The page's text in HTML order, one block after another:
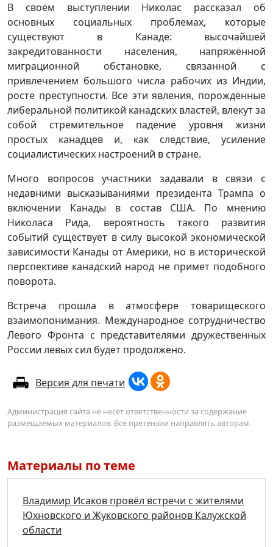
В своём выступлении Николас рассказал об
основных социальных проблемах, которые
существуют в Канаде: высочайшей
закредитованности населения, напряжённой
миграционной обстановке, связанной с
привлечением большого числа рабочих из Индии,
росте преступности. Все эти явления, порождённые
либеральной политикой канадских властей, влекут за
собой стремительное падение уровня жизни
простых канадцев и, как следствие, усиление
социалистических настроений в стране.
Много вопросов участники задавали в связи с
недавними высказываниями президента Трампа о
включении Канады в состав США. По мнению
Николаса Рида, вероятность такого развития
событий существует в силу высокой экономической
зависимости Канады от Америки, но в исторической
перспективе канадский народ не примет подобного
поворота.
Встреча прошла в атмосфере товарищеского
взаимопонимания. Международное сотрудничество
Левого Фронта с представителями дружественных
России левых сил будет продолжено.
Версия для печати
Администрация сайта не несёт ответственности за содержание
размещаемых материалов. Все претензии направлять авторам.
Материалы по теме
Владимир Исаков провёл встречи с жителями
Юхновского и Жуковского районов Калужской
области